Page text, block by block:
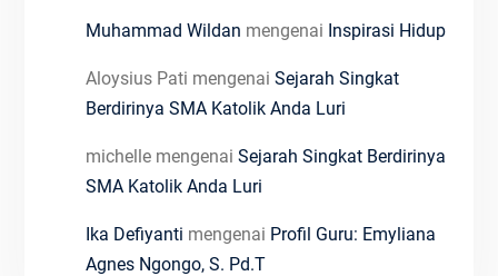
Muhammad Wildan mengenai Inspirasi Hidup
Aloysius Pati mengenai Sejarah Singkat
Berdirinya SMA Katolik Anda Luri
michellemengenai Sejarah Singkat Berdirinya
SMA Katolik Anda Luri
Ika Defiyanti mengenai Profil Guru: Emyliana
Agnes Ngongo, S. Pd.T